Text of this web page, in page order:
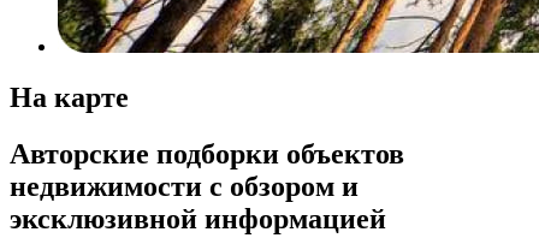
На карте
Авторские подборки объектов
недвижимости с обзором и
эксклюзивной информацией